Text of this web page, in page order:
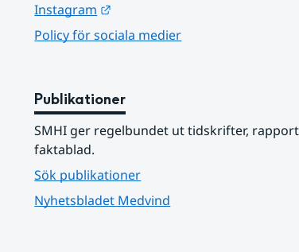
Instagram
Policy för sociala medier
Publikationer
SMHI ger regelbundet ut tidskrifter,
faktablad.
Sök publikationer
Nyhetsbladet Medvind